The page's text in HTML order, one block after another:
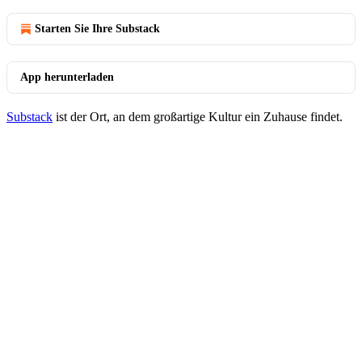
Starten Sie Ihre Substack
App herunterladen
Substack ist der Ort, an dem großartige Kultur ein Zuhause findet.